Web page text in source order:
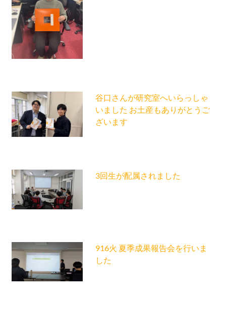
谷口さんが研究室へいらっしゃ
いました お土産もありがとうご
ざいます
3回生が配属されました
916火 夏季成果報告会を行いま
した